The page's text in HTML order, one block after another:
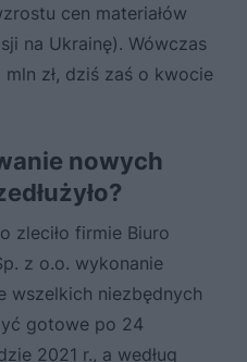
cen materiałów
na Ukrainę). Wówczas
zł, dziś zaś o kwocie
nowych
zleciło firmie Biuro
z o.o. wykonanie
wszelkich niezbędnych
gotowe po 24
2021 r., a według